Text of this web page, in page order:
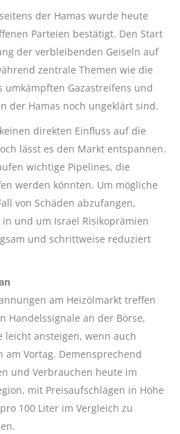
der Hamas wurde heute
Parteien bestätigt. Den Start
der verbleibenden Geiseln auf
zentrale Themen wie die
umkämpften Gazastreifens und
der Hamas noch ungeklärt sind.
direkten Einfluss auf die
lässt es den Markt entspannen.
wichtige Pipelines, die
werden könnten. Um mögliche
von Schäden abzufangen,
und um Israel Risikoprämien
und schrittweise reduziert
am Heizölmarkt treffen
Handelssignale an der Börse,
leicht ansteigen, wenn auch
Vortag. Demensprechend
und Verbrauchen heute im
mit Preisaufschlägen in Höhe
pro 100 Liter im Vergleich zu